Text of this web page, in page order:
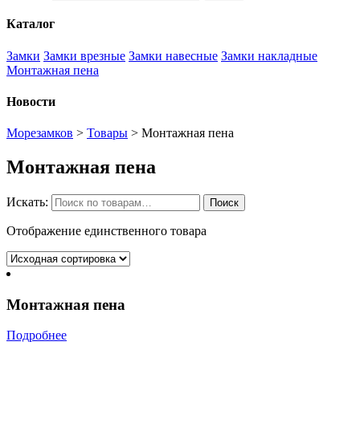
Каталог
Замки Замки врезные Замки навесные Замки накладные
Монтажная пена
Новости
Морезамков > Товары > Монтажная пена
Монтажная пена
Искать: Поиск
Отображение единственного товара
Монтажная пена
Подробнее